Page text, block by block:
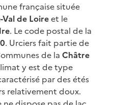
française située
de Loireet le
. Le code postal de la
. Urciers fait partie de
de la Châtre
y est de type
par des étés
relativement doux.